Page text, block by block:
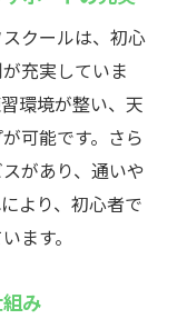
クールは、初心
充実していま
環境が整い、天
可能です。さら
があり、通いや
より、初心者で
ます。
み